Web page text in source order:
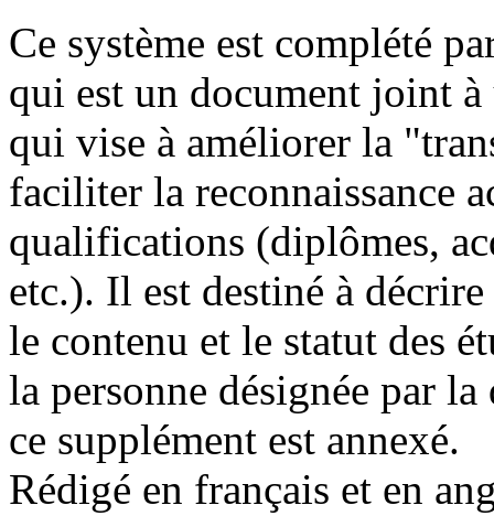
Ce système est complété
qui est un document joint
qui vise à améliorer la
faciliter la reconnaissance
qualifications (diplômes,
etc.). Il est destiné à
le contenu et le statut des
la personne désignée par
ce supplément est annexé.
Rédigé en français et en